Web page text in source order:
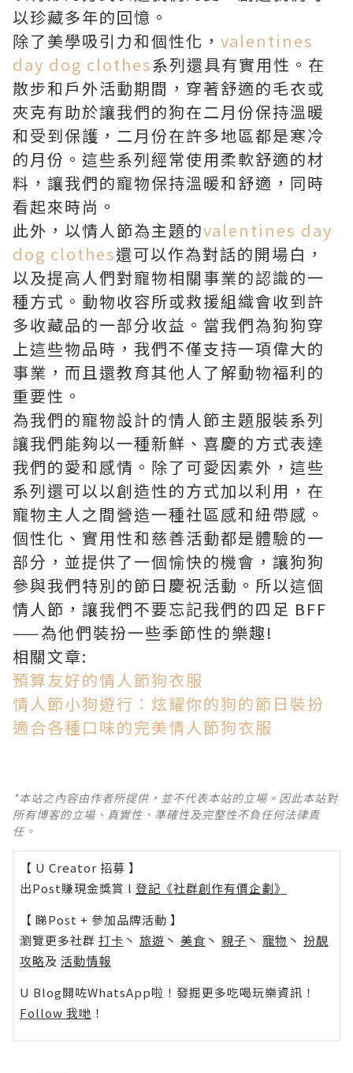
以珍藏多年的回憶。
除了美學吸引力和個性化， valentines
day dog clothes系列還具有實用性。在
散步和戶外活動期間，穿著舒適的毛衣或
夾克有助於讓我們的狗在二月份保持溫暖
和受到保護，二月份在許多地區都是寒冷
的月份。這些系列經常使用柔軟舒適的材
料，讓我們的寵物保持溫暖和舒適，同時
看起來時尚。
此外，以情人節為主題的valentines day
dog clothes還可以作為對話的開場白，
以及提高人們對寵物相關事業的認識的一
種方式。動物收容所或救援組織會收到許
多收藏品的一部分收益。當我們為狗狗穿
上這些物品時，我們不僅支持一項偉大的
事業，而且還教育其他人了解動物福利的
重要性。
為我們的寵物設計的情人節主題服裝系列
讓我們能夠以一種新鮮、喜慶的方式表達
我們的愛和感情。除了可愛因素外，這些
系列還可以以創造性的方式加以利用，在
寵物主人之間營造一種社區感和紐帶感。
個性化、實用性和慈善活動都是體驗的一
部分，並提供了一個愉快的機會，讓狗狗
參與我們特別的節日慶祝活動。所以這個
情人節，讓我們不要忘記我們的四足 BFF
——為他們裝扮一些季節性的樂趣!
相關文章:
預算友好的情人節狗衣服
情人節小狗遊行：炫耀你的狗的節日裝扮
適合各種口味的完美情人節狗衣服
*本站之內容由作者所提供，並不代表本站的立場。因此本站對
所有博客的立場、真實性、準確性及完整性不負任何法律責
任。
【 U Creator 招募 】
出Post賺現金獎賞 l 登記《社群創作有價企劃》
【 睇Post + 參加品牌活動 】
瀏覽更多社群 打卡 丶 旅遊 丶 美食 丶 親子 丶 寵物 丶 扮靚
攻略及 活動情報
U Blog開咗WhatsApp啦！發掘更多吃喝玩樂資訊！
Follow 我哋 ！